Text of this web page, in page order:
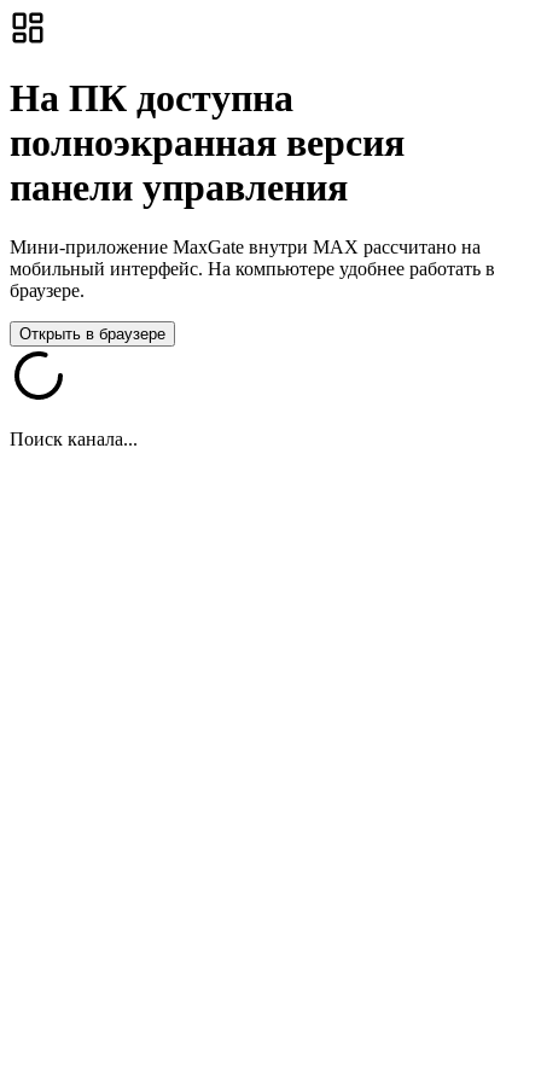
На ПК доступна
полноэкранная версия
панели управления
Мини-приложение MaxGate внутри MAX рассчитано на
мобильный интерфейс. На компьютере удобнее работать в
браузере.
Открыть в браузере
Поиск канала...